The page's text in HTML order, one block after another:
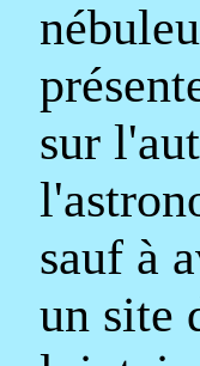
sur
sauf à
un site